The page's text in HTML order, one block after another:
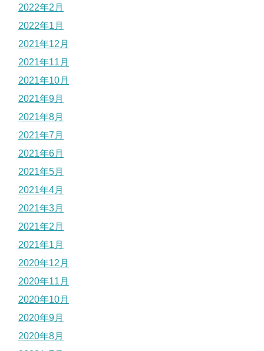
2022年2月
2022年1月
2021年12月
2021年11月
2021年10月
2021年9月
2021年8月
2021年7月
2021年6月
2021年5月
2021年4月
2021年3月
2021年2月
2021年1月
2020年12月
2020年11月
2020年10月
2020年9月
2020年8月